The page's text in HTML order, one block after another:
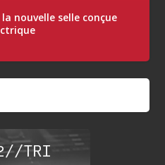
nouvelle selle conçue